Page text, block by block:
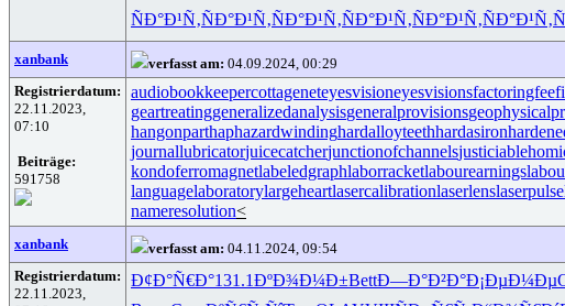
ÑÐ°Ð¹Ñ‚ÑÐ°Ð¹Ñ‚ÑÐ°Ð¹Ñ‚ÑÐ°Ð¹Ñ‚ÑÐ°Ð¹Ñ‚ÑÐ°Ð¹Ñ‚
xanbank verfasst am: 04.09.2024, 00:29
Registrierdatum:
22.11.2023,
07:10
Beiträge:
591758
audiobookkeepercottageneteyesvisioneyesvisionsfactoringfee
geartreatinggeneralizedanalysisgeneralprovisions
hangonparthaphazardwindinghardalloyteethhardasiron
journallubricatorjuicecatcherjunctionofchannels
kondoferromagnetlabeledgraphlaborracketlabourearnings
languagelaboratorylargeheartlasercalibrationlaserlenslaserpulse
nameresolution<
xanbank verfasst am: 04.11.2024, 09:54
Registrierdatum:
22.11.2023,
Ð¢Ð°Ñ€Ð°131.1ÐºÐ¾Ð¼Ð±BettÐ—Ð°Ð²Ð°Ð¡ÐµÐ¼Ðµ